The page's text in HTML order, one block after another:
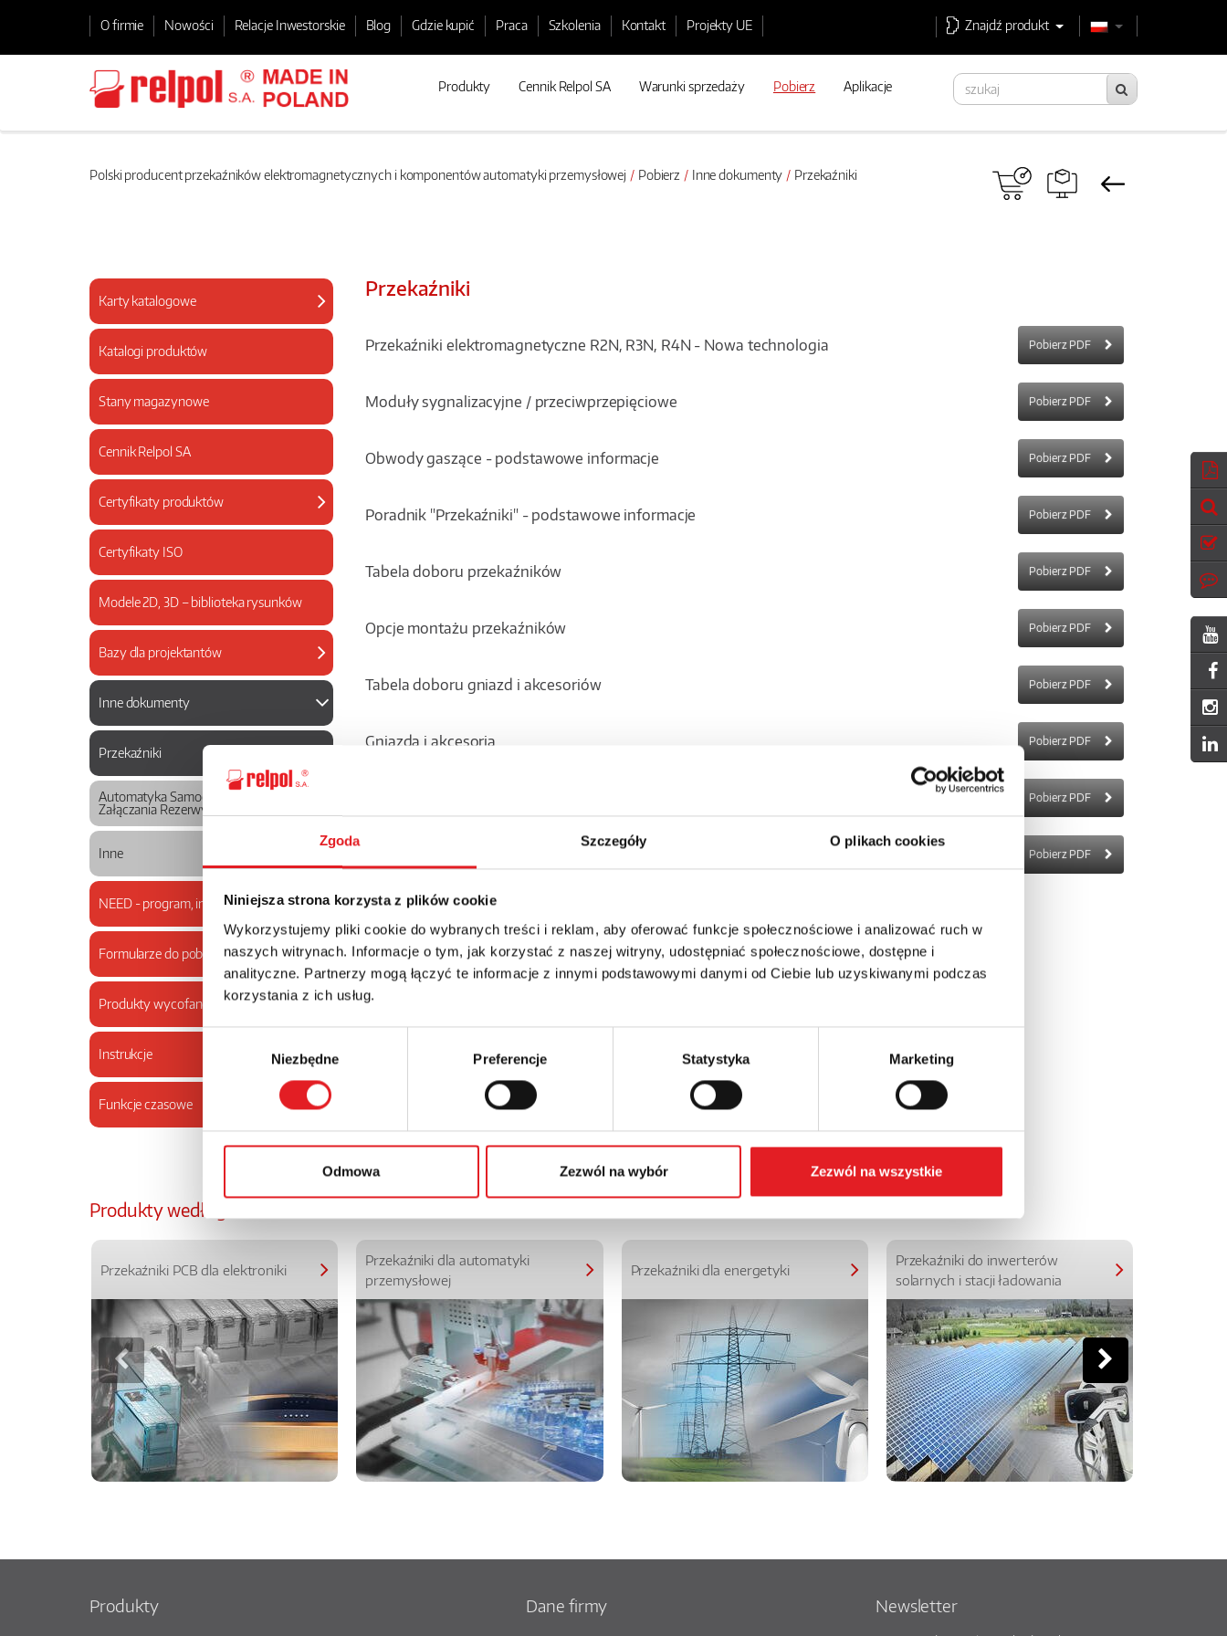
Zgoda Szczegóły O plikach cookies
Niniejsza strona korzysta z plików cookie
Wykorzystujemy pliki cookie do wybranych treści i reklam, aby oferować funkcje społecznościowe i analizować ruch w
naszych witrynach. Informacje o tym, jak korzystać z naszej witryny, udostępniać społecznościowe, dostępne i
analityczne. Partnerzy mogą łączyć te informacje z innymi podstawowymi danymi od Ciebie lub uzyskiwanymi podczas
korzystania z ich usług.
Niezbędne Preferencje Statystyka Marketing
Odmowa Zezwól na wybór Zezwól na wszystkie
O firmie Nowości Relacje Inwestorskie Blog Gdzie kupić Praca Szkolenia Kontakt Projekty UE Znajdź produkt
Produkty Cennik Relpol SA Warunki sprzedaży Pobierz Aplikacje
Polski producent przekaźników elektromagnetycznych i komponentów automatyki przemysłowej Pobierz Inne dokumenty Przekaźniki
Karty katalogowe
Katalogi produktów
Stany magazynowe
Cennik Relpol SA
Certyfikaty produktów
Certyfikaty ISO
Modele 2D, 3D – biblioteka rysunków
Bazy dla projektantów
Inne dokumenty
Przekaźniki
Automatyka Samoczynnego
Załączania Rezerwy SZR
Inne
NEED - program, instrukcja
Formularze do pobrania
Produkty wycofane
Instrukcje
Funkcje czasowe
Przekaźniki
Przekaźniki elektromagnetyczne R2N, R3N, R4N - Nowa technologia Pobierz PDF
Moduły sygnalizacyjne / przeciwprzepięciowe Pobierz PDF
Obwody gaszące - podstawowe informacje Pobierz PDF
Poradnik "Przekaźniki" - podstawowe informacje Pobierz PDF
Tabela doboru przekaźników Pobierz PDF
Opcje montażu przekaźników Pobierz PDF
Tabela doboru gniazd i akcesoriów Pobierz PDF
Gniazda i akcesoria Pobierz PDF
Pobierz PDF
Pobierz PDF
Produkty według zastosowań
Przekaźniki PCB dla elektroniki
Przekaźniki dla automatyki
przemysłowej
Przekaźniki dla energetyki
Przekaźniki do inwerterów
solarnych i stacji ładowania
Produkty Dane firmy Newsletter